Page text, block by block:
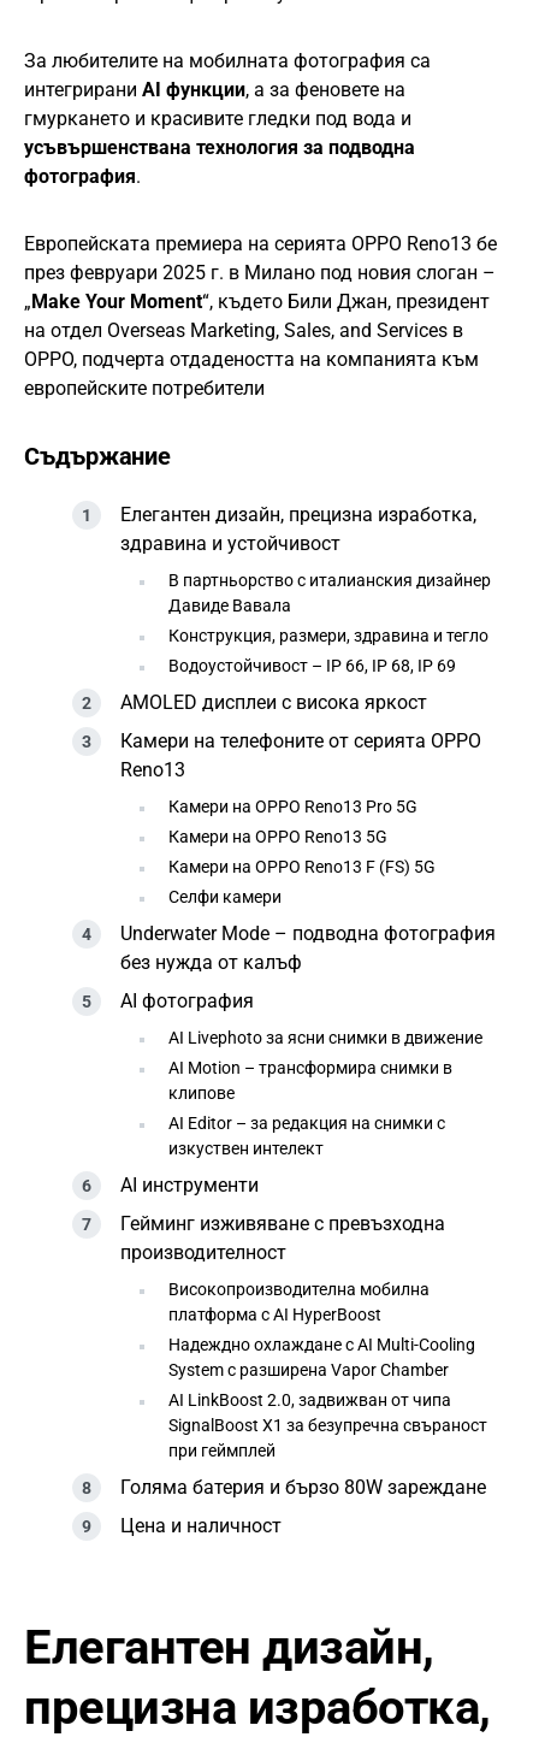
За любителите на мобилната фотография са
интегрирани AI функции, а за феновете на
гмуркането и красивите гледки под вода и
усъвършенствана технология за подводна
фотография.
Европейската премиера на серията OPPO Reno13 бе
през февруари 2025 г. в Милано под новия слоган –
„Make Your Moment“, където Били Джан, президент
на отдел Overseas Marketing, Sales, and Services в
OPPO, подчерта отдадеността на компанията към
европейските потребители
Съдържание
Елегантен дизайн, прецизна изработка,
здравина и устойчивост
В партньорство с италианския дизайнер
Давиде Вавала
Конструкция, размери, здравина и тегло
Водоустойчивост – IP 66, IP 68, IP 69
AMOLED дисплеи с висока яркост
Камери на телефоните от серията OPPO
Reno13
Камери на OPPO Reno13 Pro 5G
Камери на OPPO Reno13 5G
Камери на OPPO Reno13 F (FS) 5G
Селфи камери
Underwater Mode – подводна фотография
без нужда от калъф
AI фотография
AI Livephoto за ясни снимки в движение
AI Motion – трансформира снимки в
клипове
AI Editor – за редакция на снимки с
изкуствен интелект
AI инструменти
Гейминг изживяване с превъзходна
производителност
Високопроизводителна мобилна
платформа с AI HyperBoost
Надеждно охлаждане с AI Multi-Cooling
System с разширена Vapor Chamber
AI LinkBoost 2.0, задвижван от чипа
SignalBoost X1 за безупречна свъраност
при геймплей
Голяма батерия и бързо 80W зареждане
Цена и наличност
Елегантен дизайн,
прецизна изработка,